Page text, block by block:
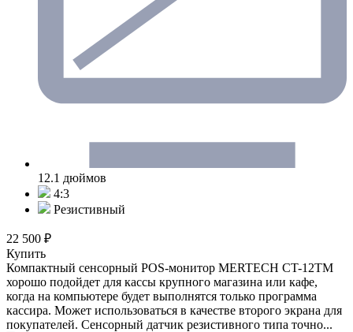
12.1 дюймов
4:3
Резистивный
22 500 ₽
Купить
Компактный сенсорный POS-монитор MERTECH CT-12ТM
хорошо подойдет для кассы крупного магазина или кафе,
когда на компьютере будет выполнятся только программа
кассира. Может использоваться в качестве второго экрана для
покупателей. Сенсорный датчик резистивного типа точно...